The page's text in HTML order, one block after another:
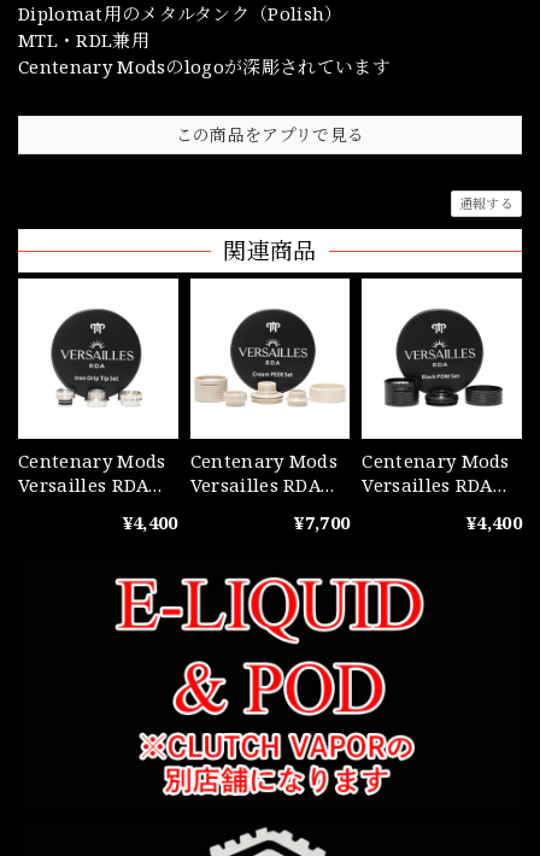
Diplomat用のメタルタンク（Polish）
MTL・RDL兼用
Centenary Modsのlogoが深彫されています
この商品をアプリで見る
通報する
関連商品
Centenary Mods
Versailles RDA
¥4,400
Centenary Mods
Versailles RDA
¥7,700
Centenary Mods
Versailles RDA
¥4,400